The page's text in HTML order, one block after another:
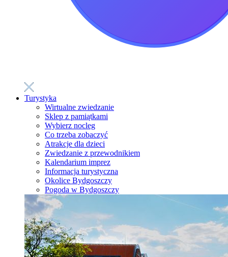
Turystyka
Wirtualne zwiedzanie
Sklep z pamiątkami
Wybierz nocleg
Co trzeba zobaczyć
Atrakcje dla dzieci
Zwiedzanie z przewodnikiem
Kalendarium imprez
Informacja turystyczna
Okolice Bydgoszczy
Pogoda w Bydgoszczy